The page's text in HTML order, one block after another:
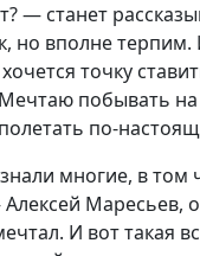
— станет
но вполне
точку
побывать
по-
многие, в том
Маресьев, о
И вот такая